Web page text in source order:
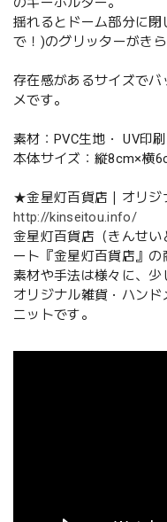
揺れるとドーム部分に
で！)のグリッターがきら
存在感があるサイズで
メです。
素材：PVC生地・ UV印刷
本体サイズ：縦8cm×横
★金星灯百貨店｜オリ
http://kinseitou.info/
金星灯百貨店（きんせ
ート『金星灯百貨店』の
素材や手法は様々に、
オリジナル雑貨・ハン
ニットです。